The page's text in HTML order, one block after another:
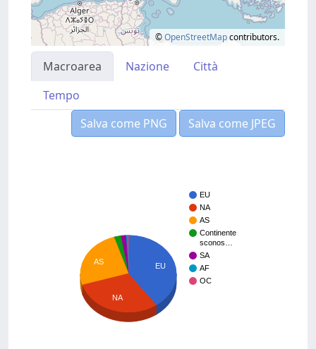
©OpenStreetMapcontributors.
Macroarea Nazione
Città
Tempo
Salva come PNG
Salva come JPEG
EU
NA
AS
Continente
sconos…
SA
AF
OC
EU
AS
NA